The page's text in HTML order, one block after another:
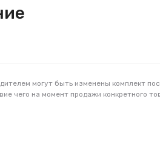
могут быть изменены комплект
чего на момент продажи конкретного